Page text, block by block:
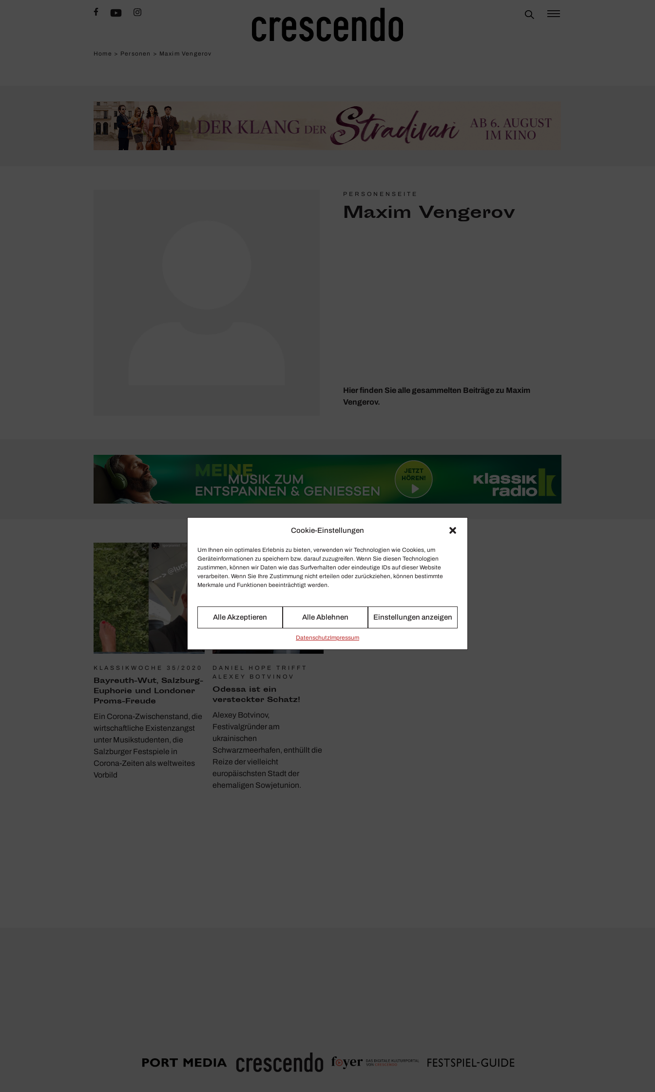
Cookie-Einstellungen
Um Ihnen ein optimales Erlebnis zu bieten, verwenden wir Technologien wie Cookies, um
Geräteinformationen zu speichern bzw. darauf zuzugreifen. Wenn Sie diesen Technologien
zustimmen, können wir Daten wie das Surfverhalten oder eindeutige IDs auf dieser Website
verarbeiten. Wenn Sie Ihre Zustimmung nicht erteilen oder zurückziehen, können bestimmte
Merkmale und Funktionen beeinträchtigt werden.
Alle Akzeptieren Alle Ablehnen Einstellungen anzeigen
Daten­schutzImpressum
Home > Personen > Maxim Vengerov
PERSONENSEITE
Maxim Vengerov
Hier finden Sie alle gesammelten Beiträge zu Maxim
Vengerov.
KLASSIKWOCHE 35/2020
Bayreuth-Wut, Salz­burg-
Euphorie und Londoner
Proms-Freude
Ein Corona-Zwischenstand, die
wirtschaftliche Existenzangst
unter Musikstudenten, die
Salzburger Festspiele in
Corona-Zeiten als weltweites
Vorbild
DANIEL HOPE TRIFFT
ALEXEY BOTVINOV
Odessa ist ein
versteckter Schatz!
Alexey Botvinov,
Festivalgründer am
ukrainischen
Schwarzmeerhafen, enthüllt die
Reize der vielleicht
europäischsten Stadt der
ehemaligen Sowjetunion.